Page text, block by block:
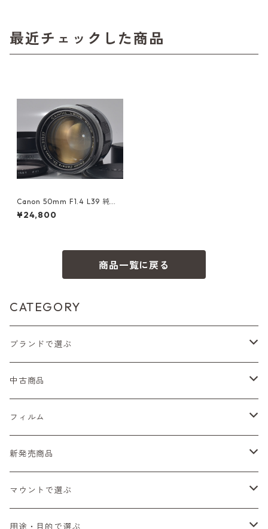
最近チェックした商品
Canon 50mm F1.4 L39 純正
フード付 整備済 キヤノン (52
941)
¥24,800
商品一覧に戻る
CATEGORY
ブランドで選ぶ
Nikon（ニコン）
Sシリーズ
Fシリーズ（一桁＋F100）
Canon（キヤノン）
レンジファインダー（7、P）
PENTAX（ペンタックス）
SL、SP
K2、KX、KM
CONTAX（コンタックス）
G1、G2
MINOLTA（ミノルタ）
中古商品
フィルムカメラ
一眼レフカメラ（マニュアルフォーカス）
一眼レフカメラ（オートフォーカス）
デジタルカメラ
一眼カメラ
ミラーレスカメラ
マニュアルレンズ
一眼レンズ
オートフォーカスレンズ
フィルム
レンズ付きフィルム
35mm（135）カラーネガ
35mm（135）白黒ネガ
新発売商品
フィルムカメラ
レンズ付きフィルム
マウントで選ぶ
M42
用途・目的で選ぶ